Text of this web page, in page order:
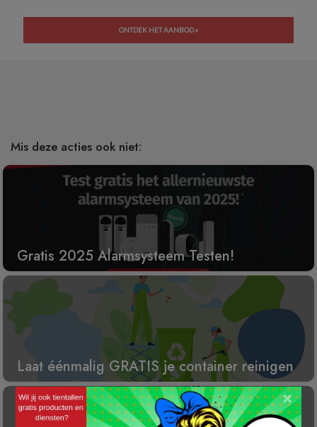
ONTDEK HET AANBOD »
Mis deze acties ook niet:
Gratis 2025 Alarmsysteem Testen!
Laat éénmalig GRATIS je container reinigen
×